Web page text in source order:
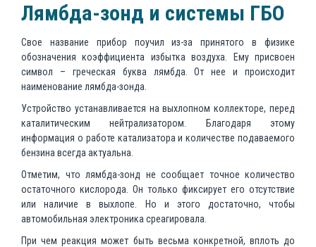
Лямбда-зонд и системы ГБО
Свое название прибор поучил из-за принятого в физике
обозначения коэффициента избытка воздуха. Ему присвоен
символ – греческая буква лямбда. От нее и происходит
наименование лямбда-зонда.
Устройство устанавливается на выхлопном коллекторе, перед
каталитическим нейтрализатором. Благодаря этому
информация о работе катализатора и количестве подаваемого
бензина всегда актуальна.
Отметим, что лямбда-зонд не сообщает точное количество
остаточного кислорода. Он только фиксирует его отсутствие
или наличие в выхлопе. Но и этого достаточно, чтобы
автомобильная электроника среагировала.
При чем реакция может быть весьма конкретной, вплоть до